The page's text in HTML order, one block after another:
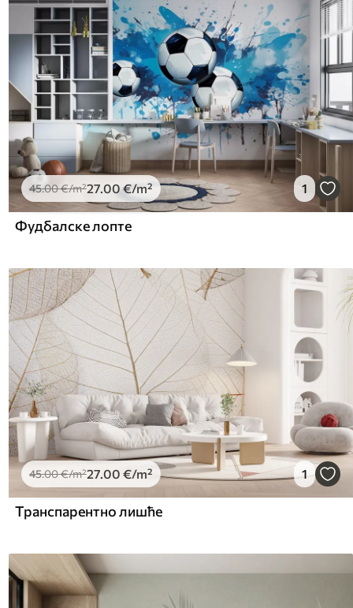
45.00€/m²27.00€/m² 1
Фудбалске лопте
45.00€/m²27.00 €/m² 1
Транспарентно лишће